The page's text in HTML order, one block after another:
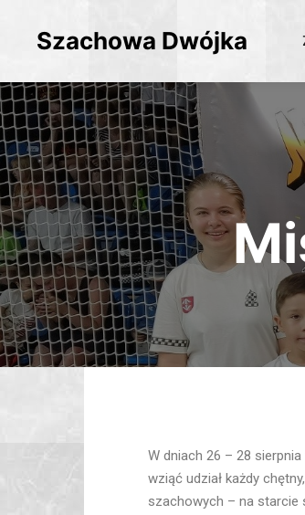
Szachowa Dwójka
W dniach 26 – 28
wziąć udział każdy
szachowych – na starcie